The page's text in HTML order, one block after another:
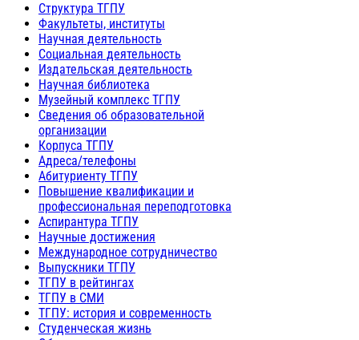
Структура ТГПУ
Факультеты, институты
Научная деятельность
Социальная деятельность
Издательская деятельность
Научная библиотека
Музейный комплекс ТГПУ
Сведения об образовательной
организации
Корпуса ТГПУ
Адреса/телефоны
Абитуриенту ТГПУ
Повышение квалификации и
профессиональная переподготовка
Аспирантура ТГПУ
Научные достижения
Международное сотрудничество
Выпускники ТГПУ
ТГПУ в рейтингах
ТГПУ в СМИ
ТГПУ: история и современность
Студенческая жизнь